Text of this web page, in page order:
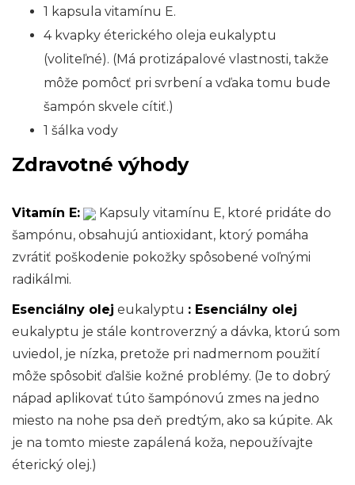
1 kapsula vitamínu E.
4 kvapky éterického oleja eukalyptu
(voliteľné). (Má protizápalové vlastnosti, takže
môže pomôcť pri svrbení a vďaka tomu bude
šampón skvele cítiť.)
1 šálka vody
Zdravotné výhody
Vitamín E:
Kapsuly vitamínu E, ktoré pridáte do
šampónu, obsahujú antioxidant, ktorý pomáha
zvrátiť poškodenie pokožky spôsobené voľnými
radikálmi.
Esenciálny olej eukalyptu : Esenciálny olej
eukalyptu je stále kontroverzný a dávka, ktorú som
uviedol, je nízka, pretože pri nadmernom použití
môže spôsobiť ďalšie kožné problémy. (Je to dobrý
nápad aplikovať túto šampónovú zmes na jedno
miesto na nohe psa deň predtým, ako sa kúpite. Ak
je na tomto mieste zapálená koža, nepoužívajte
éterický olej.)